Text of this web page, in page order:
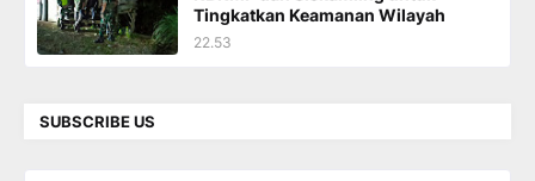
Tingkatkan Keamanan Wilayah
22.53
SUBSCRIBE US